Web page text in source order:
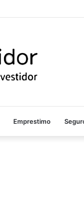
Emprestimo